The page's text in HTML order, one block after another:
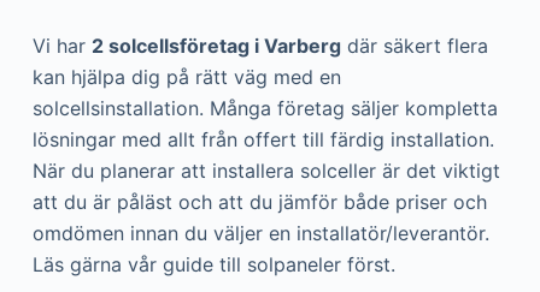
n
Vi har 2 solcellsföretag i Varbergdär säkert flera
kan hjälpa dig på rätt väg med en
solcellsinstallation. Många företag säljer kompletta
lösningar med allt från offert till färdig installation.
När du planerar att installera solceller är det viktigt
att du är påläst och att du jämför både priser och
omdömen innan du väljer en installatör/leverantör.
Läs gärna vår guide till solpaneler först.